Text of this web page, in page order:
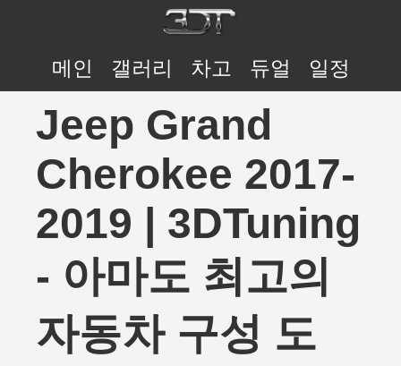
메인 갤러리 차고 듀얼 일정
Jeep Grand
Cherokee 2017-
2019 | 3DTuning
- 아마도 최고의
자동차 구성 도